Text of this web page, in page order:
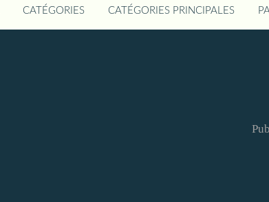
CATÉGORIES CATÉGORIES PRINCIPALES